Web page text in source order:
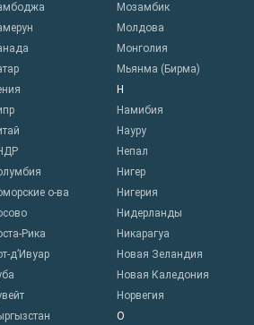
о-ва
Рика
д’Ивуар
Мозамбик
Молдова
Монголия
Мьянма (Бирма)
Н
Намибия
Науру
Непал
Нигер
Нигерия
Нидерланды
Никарагуа
Новая Зеландия
Новая Каледония
Норвегия
О